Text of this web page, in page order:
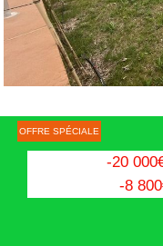
OFFRE SPÉCIALE
-20
-8